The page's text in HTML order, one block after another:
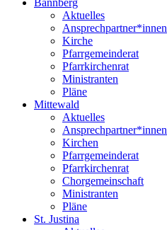
Aktuelles
Ansprechpartner*innen
Kirche
Pfarrgemeinderat
Pfarrkirchenrat
Ministranten
Pläne
Mittewald
Aktuelles
Ansprechpartner*innen
Kirchen
Pfarrgemeinderat
Pfarrkirchenrat
Chorgemeinschaft
Ministranten
Pläne
St. Justina